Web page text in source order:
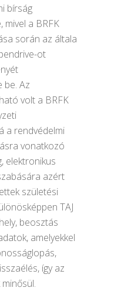
bírság
mivel a BRFK
során az általa
ot
be. Az
volt a BRFK
a rendvédelmi
vonatkozó
elektronikus
azért
születési
TAJ
beosztás
amelyekkel
így az